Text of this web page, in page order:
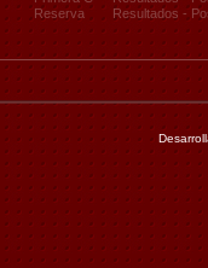
Reserva
Resultados -